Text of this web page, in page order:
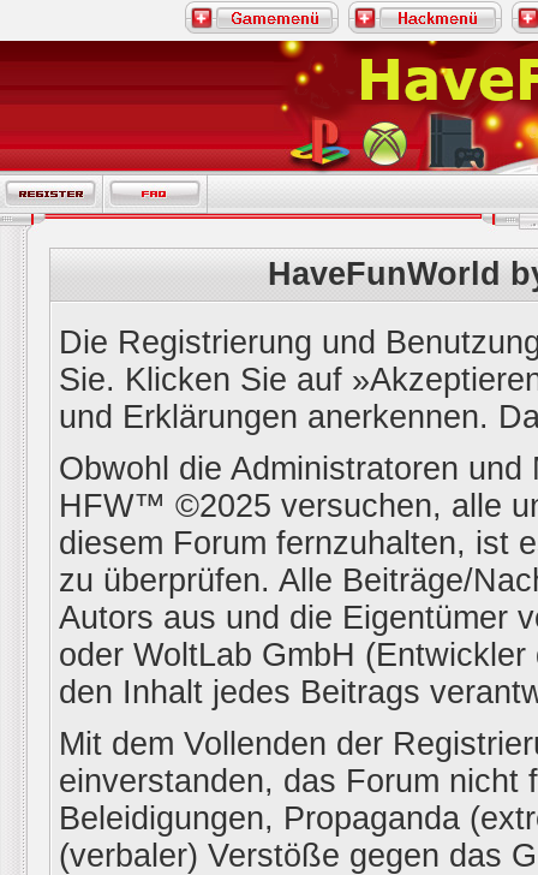
HaveFunWorld
Die Registrierung und
Sie. Klicken Sie auf
und Erklärungen anerkennen.
Obwohl die Administratoren
HFW™ ©2025 versuchen, alle
diesem Forum fernzuhalten, ist
zu überprüfen. Alle Beiträge/
Autors aus und die Eigentümer
oder WoltLab GmbH
den Inhalt jedes Beitrags
Mit dem Vollenden der
einverstanden, das Forum nicht
Beleidigungen, Propaganda
(verbaler) Verstöße gegen das